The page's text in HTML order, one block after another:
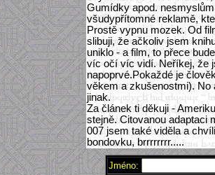
Gumídky apod.
všudypřítomné reklamě,
Prostě vypnu mozek. Od
slibuji, že ačkoliv jsem
uniklo - a film, to přece
víc očí víc vidí. Neříkej, že
napoprvé.Pokaždé je
věkem a zkušenostmi). No
jinak.
Za článek ti děkuji -
stejně. Citovanou adaptaci
007 jsem také viděla a
bondovku, brrrrrrrr.....
Jméno: